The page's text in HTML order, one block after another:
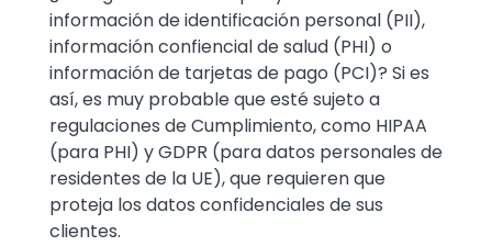
información de identificación personal (PII),
información confiencial de salud (PHI) o
información de tarjetas de pago (PCI)? Si es
así, es muy probable que esté sujeto a
regulaciones de Cumplimiento, como HIPAA
(para PHI) y GDPR (para datos personales de
residentes de la UE), que requieren que
proteja los datos confidenciales de sus
clientes.